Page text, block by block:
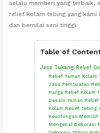
selalu memberi yang terbaik,
relief kolam tebing yang kami
dan bernilai seni tinggi.
Table of
Jasa Tukang Relief
Relief Taman Kolam
Jasa Pembuatan
Harga Relief Kolam
Desain Taman
Kolam Relief Tebing
Keuntungan
Mengenal Dekorasi